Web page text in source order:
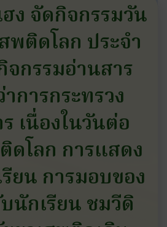
ฮง จัดกิจกรรมวัน
พติดโลก ประจำ
กรรมอ่านสาร
การกระทรวง
เนื่องในวันต่อ
ดโลก การแสดง
ยน การมอบของ
นักเรียน ชมวีดิ